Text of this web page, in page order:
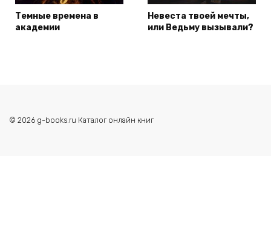
Темные времена в
академии
Невеста твоей мечты,
или Ведьму вызывали?
© 2026 g-books.ru Каталог онлайн книг